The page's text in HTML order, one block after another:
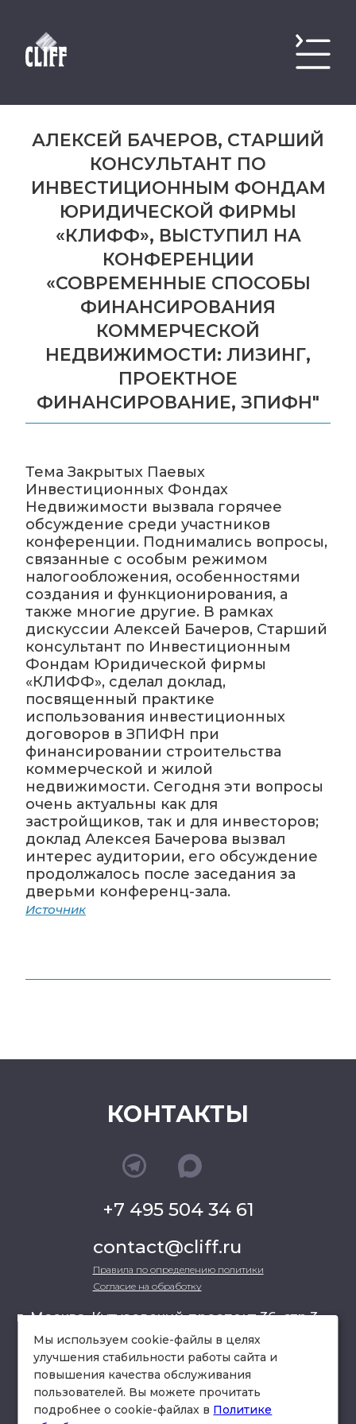
АЛЕКСЕЙ БАЧЕРОВ, СТАРШИЙ
КОНСУЛЬТАНТ ПО
ИНВЕСТИЦИОННЫМ ФОНДАМ
ЮРИДИЧЕСКОЙ ФИРМЫ
«КЛИФФ», ВЫСТУПИЛ НА
КОНФЕРЕНЦИИ
«СОВРЕМЕННЫЕ СПОСОБЫ
ФИНАНСИРОВАНИЯ
КОММЕРЧЕСКОЙ
НЕДВИЖИМОСТИ: ЛИЗИНГ,
ПРОЕКТНОЕ
ФИНАНСИРОВАНИЕ, ЗПИФН"
Тема Закрытых Паевых
Инвестиционных Фондах
Недвижимости вызвала горячее
обсуждение среди участников
конференции. Поднимались вопросы,
связанные с особым режимом
налогообложения, особенностями
создания и функционирования, а
также многие другие. В рамках
дискуссии Алексей Бачеров, Старший
консультант по Инвестиционным
Фондам Юридической фирмы
«КЛИФФ», сделал доклад,
посвященный практике
использования инвестиционных
договоров в ЗПИФН при
финансировании строительства
коммерческой и жилой
недвижимости. Сегодня эти вопросы
очень актуальны как для
застройщиков, так и для инвесторов;
доклад Алексея Бачерова вызвал
интерес аудитории, его обсуждение
продолжалось после заседания за
дверьми конференц-зала.
Источник
КОНТАКТЫ
+7 495 504 34 61
contact@cliff.ru
Правила по определению политики
Согласие на обработку
г. Москва, Кутузовский проспект 36, стр.3 ,
офис 301
схема проезда
Мы используем cookie-файлы в целях
улучшения стабильности работы сайта и
повышения качества обслуживания
пользователей. Вы можете прочитать
подробнее о cookie-файлах в Политике